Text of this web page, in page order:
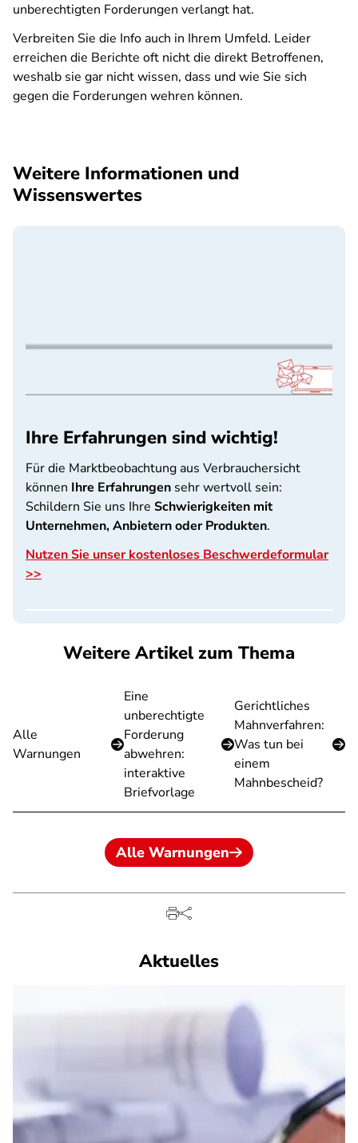
unberechtigten Forderungen verlangt hat.
Verbreiten Sie die Info auch in Ihrem Umfeld. Leider
erreichen die Berichte oft nicht die direkt Betroffenen,
weshalb sie gar nicht wissen, dass und wie Sie sich
gegen die Forderungen wehren können.
Weitere Informationen und
Wissenswertes
Ihre Erfahrungen sind wichtig!
Für die Marktbeobachtung aus Verbrauchersicht
können Ihre Erfahrungen sehr wertvoll sein:
Schildern Sie uns Ihre Schwierigkeiten mit
Unternehmen, Anbietern oder Produkten.
Nutzen Sie unser kostenloses Beschwerdeformular
>>
Weitere Artikel zum Thema
Alle
Warnungen
Eine
unberechtigte
Forderung
abwehren:
interaktive
Briefvorlage
Gerichtliches
Mahnverfahren:
Was tun bei
einem
Mahnbescheid?
Alle Warnungen
Aktuelles